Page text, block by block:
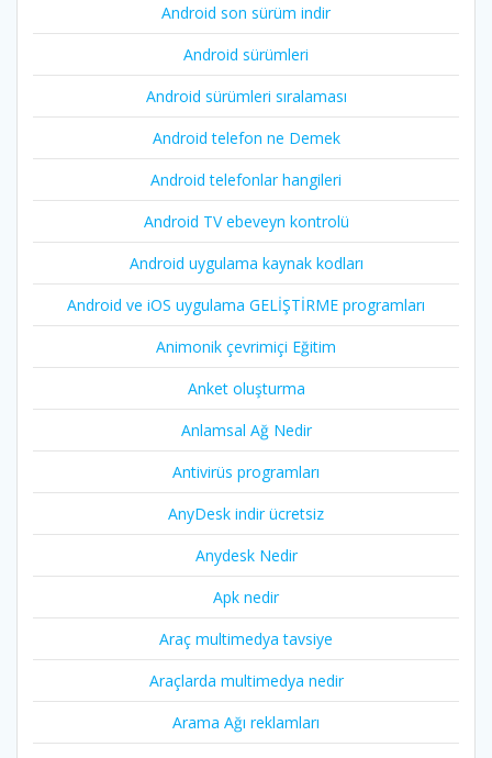
Android son sürüm indir
Android sürümleri
Android sürümleri sıralaması
Android telefon ne Demek
Android telefonlar hangileri
Android TV ebeveyn kontrolü
Android uygulama kaynak kodları
Android ve iOS uygulama GELİŞTİRME programları
Animonik çevrimiçi Eğitim
Anket oluşturma
Anlamsal Ağ Nedir
Antivirüs programları
AnyDesk indir ücretsiz
Anydesk Nedir
Apk nedir
Araç multimedya tavsiye
Araçlarda multimedya nedir
Arama Ağı reklamları